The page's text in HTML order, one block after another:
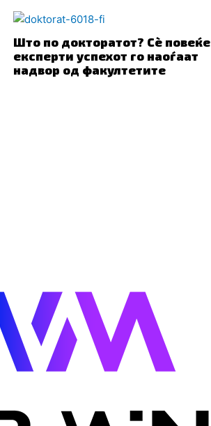
Што по докторатот? Сè повеќе
експерти успехот го наоѓаат
надвор од факултетите